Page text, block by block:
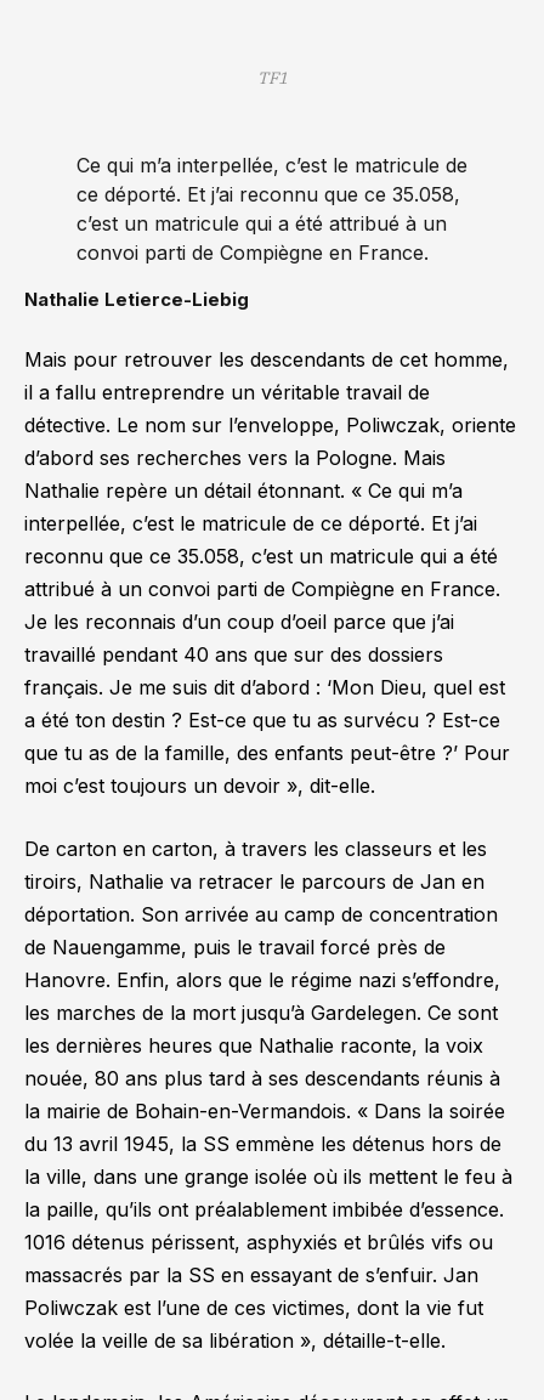
TF1
Ce qui m’a interpellée, c’est le matricule de
ce déporté. Et j’ai reconnu que ce 35.058,
c’est un matricule qui a été attribué à un
convoi parti de Compiègne en France.
Nathalie Letierce-Liebig
Mais pour retrouver les descendants de cet homme,
il a fallu entreprendre un véritable travail de
détective. Le nom sur l’enveloppe, Poliwczak, oriente
d’abord ses recherches vers la Pologne. Mais
Nathalie repère un détail étonnant. « Ce qui m’a
interpellée, c’est le matricule de ce déporté. Et j’ai
reconnu que ce 35.058, c’est un matricule qui a été
attribué à un convoi parti de Compiègne en France.
Je les reconnais d’un coup d’oeil parce que j’ai
travaillé pendant 40 ans que sur des dossiers
français. Je me suis dit d’abord : ‘Mon Dieu, quel est
a été ton destin ? Est-ce que tu as survécu ? Est-ce
que tu as de la famille, des enfants peut-être ?’ Pour
moi c’est toujours un devoir », dit-elle.
De carton en carton, à travers les classeurs et les
tiroirs, Nathalie va retracer le parcours de Jan en
déportation. Son arrivée au camp de concentration
de Nauengamme, puis le travail forcé près de
Hanovre. Enfin, alors que le régime nazi s’effondre,
les marches de la mort jusqu’à Gardelegen. Ce sont
les dernières heures que Nathalie raconte, la voix
nouée, 80 ans plus tard à ses descendants réunis à
la mairie de Bohain-en-Vermandois. « Dans la soirée
du 13 avril 1945, la SS emmène les détenus hors de
la ville, dans une grange isolée où ils mettent le feu à
la paille, qu’ils ont préalablement imbibée d’essence.
1016 détenus périssent, asphyxiés et brûlés vifs ou
massacrés par la SS en essayant de s’enfuir. Jan
Poliwczak est l’une de ces victimes, dont la vie fut
volée la veille de sa libération », détaille-t-elle.